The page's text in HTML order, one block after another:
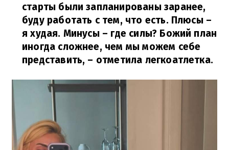
старты были запланированы заранее,
буду работать с тем, что есть. Плюсы –
я худая. Минусы – где силы? Божий план
иногда сложнее, чем мы можем себе
представить, – отметила легкоатлетка.